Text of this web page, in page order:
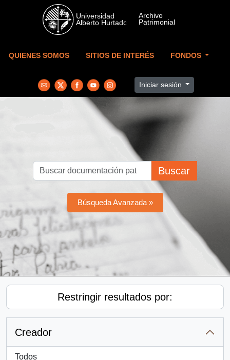
Skip to main content
QUIENES SOMOS SITIOS DE INTERÉS FONDOS
Iniciar sesión
Buscar
Búsqueda Avanzada »
Restringir resultados por:
Creador
Todos